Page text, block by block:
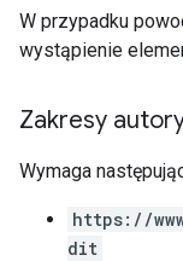
W przypadku
wystąpienie
Zakresy
Wymaga
https://
dit